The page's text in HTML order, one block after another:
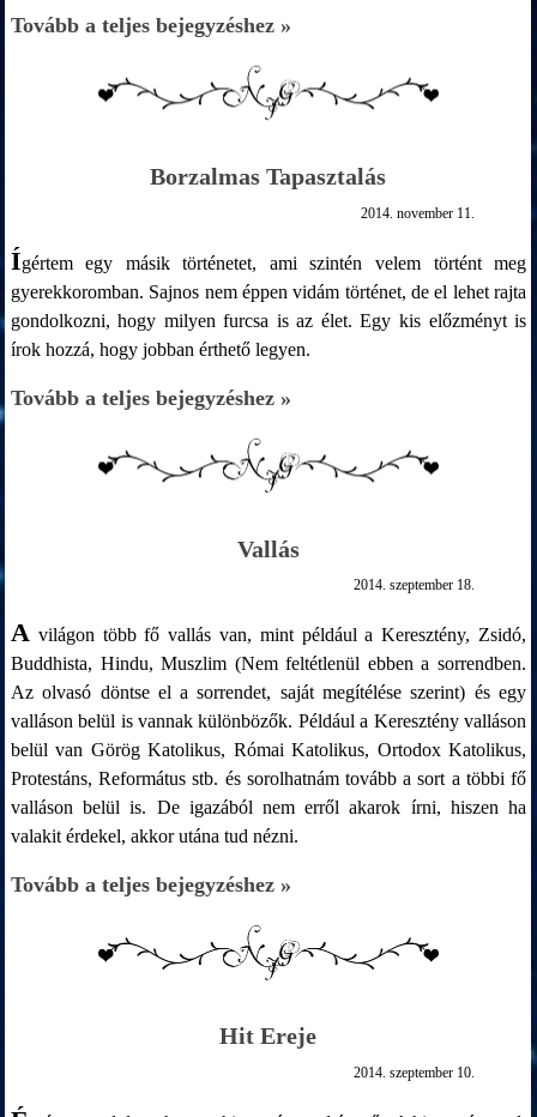
Tovább a teljes bejegyzéshez »
Borzalmas Tapasztalás
2014. november 11.
Ígértem egy másik történetet, ami szintén velem történt meg
gyerekkoromban. Sajnos nem éppen vidám történet, de el lehet rajta
gondolkozni, hogy milyen furcsa is az élet. Egy kis előzményt is
írok hozzá, hogy jobban érthető legyen.
Tovább a teljes bejegyzéshez »
Vallás
2014. szeptember 18.
A világon több fő vallás van, mint például a Keresztény, Zsidó,
Buddhista, Hindu, Muszlim (Nem feltétlenül ebben a sorrendben.
Az olvasó döntse el a sorrendet, saját megítélése szerint) és egy
valláson belül is vannak különbözők. Például a Keresztény valláson
belül van Görög Katolikus, Római Katolikus, Ortodox Katolikus,
Protestáns, Református stb. és sorolhatnám tovább a sort a többi fő
valláson belül is. De igazából nem erről akarok írni, hiszen ha
valakit érdekel, akkor utána tud nézni.
Tovább a teljes bejegyzéshez »
Hit Ereje
2014. szeptember 10.